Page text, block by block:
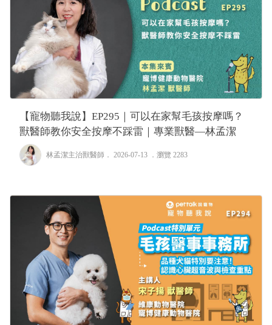
【寵物聽我說】EP295｜可以在家幫毛孩按摩嗎？
獸醫師教你安全按摩不踩雷｜專業獸醫—林孟潔
林孟潔主治獸醫師 ． 2026-07-13 ． 瀏覽 2283